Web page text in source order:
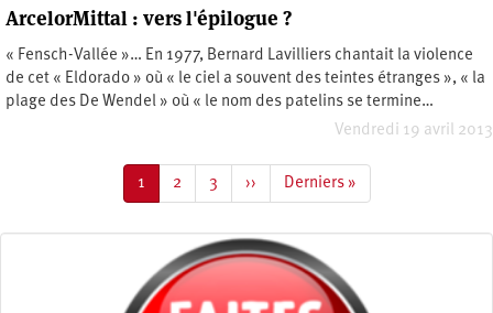
ArcelorMittal : vers l'épilogue ?
« Fensch-Vallée »… En 1977, Bernard Lavilliers chantait la violence
de cet « Eldorado » où « le ciel a souvent des teintes étranges », « la
plage des De Wendel » où « le nom des patelins se termine…
Vendredi 19 avril 2013
Page
courante
1 Page
2 Page
3
Page
suivante
››
Dernière
page
Derniers »